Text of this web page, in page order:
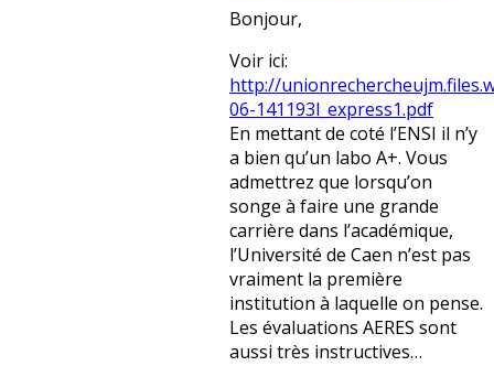
Bonjour,
Voir ici:
http://
06-141193l_express1.pdf
En mettant de coté l’ENSI il n’y
a bien qu’un labo A+. Vous
admettrez que lorsqu’on
songe à faire une grande
carrière dans l’académique,
l’Université de Caen n’est pas
vraiment la première
institution à laquelle on pense.
Les évaluations AERES sont
aussi très instructives…